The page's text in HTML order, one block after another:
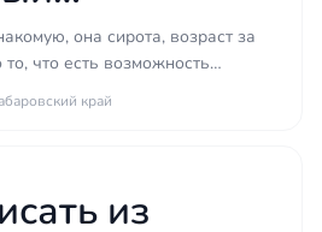
(форма № 2)
или план квартиры
суда, предыдущие
с администрацией
откатывается на месяц
если мне
она сирота, возраст за
что есть возможность
жилье, живет в общежитии
край
из